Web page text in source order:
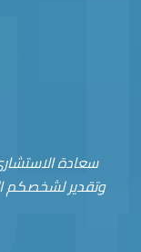
سعادة
وتقدير لشخصكم